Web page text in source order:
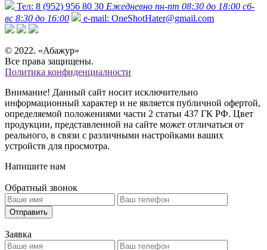
Тел: 8 (952) 956 80 30 Ежедневно пн-пт 08:30 до 18:00 сб-
вс 8:30 до 16:00
e-mail: OneShotHater@gmail.com
© 2022. «Абажур»
Все права защищены.
Политика конфиденциалности
Внимание! Данный сайт носит исключительно
информационный характер и не является публичной офертой,
определяемой положениями части 2 статьи 437 ГК РФ. Цвет
продукции, представленной на сайте может отличаться от
реального, в связи с различными настройками ваших
устройств для просмотра.
Напишите нам
Обратный звонок
Отправить
Заявка